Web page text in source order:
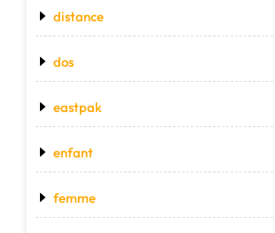
distance
dos
eastpak
enfant
femme